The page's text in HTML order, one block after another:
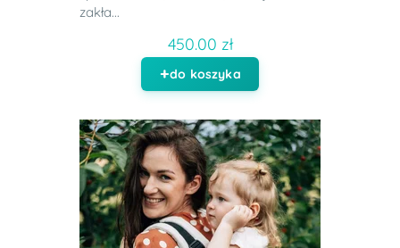
zakła...
450.00 zł
do koszyka